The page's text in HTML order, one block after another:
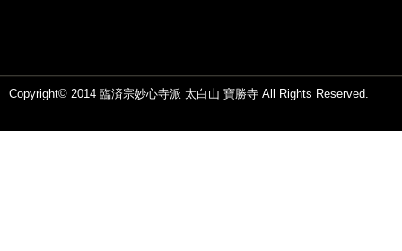
Copyright© 2014 臨済宗妙心寺派 太白山 寶勝寺 All Rights Reserved.